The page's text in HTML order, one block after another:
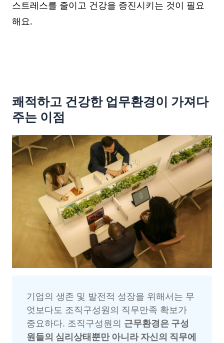
스트레스를 줄이고 건강을 증진시키는 것이 필요
해요.
쾌적하고 건강한 업무환경이 가져다
주는 이점
기업의 생존 및 발전적 성장을 위해서는 무
엇보다도 조직구성원의 직무만족 확보가
중요하다. 조직구성원의 근무환경은 구성
원들의 심리상태뿐만 아니라 자신의 직무에